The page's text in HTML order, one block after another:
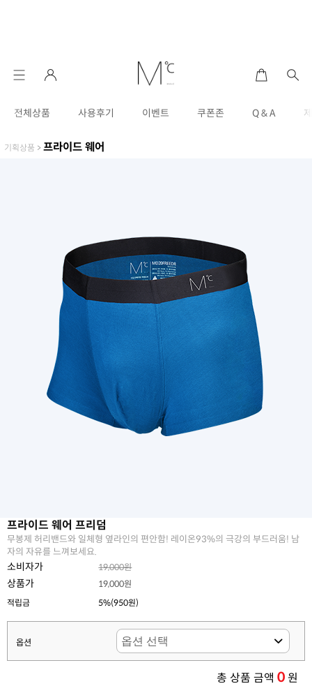
전체상품 사용후기 이벤트 쿠폰존 Q & A
기획상품 > 프라이드 웨어
프라이드 웨어 프리덤
무봉제 허리밴드와 일체형 옆라인의 편안함! 레이온93%의 극강의 부드러움! 남
자의 자유를 느껴보세요.
소비자가 19,000원
상품가
19,000원
적립금
5%(950원)
옵션
총 상품 금액 0원